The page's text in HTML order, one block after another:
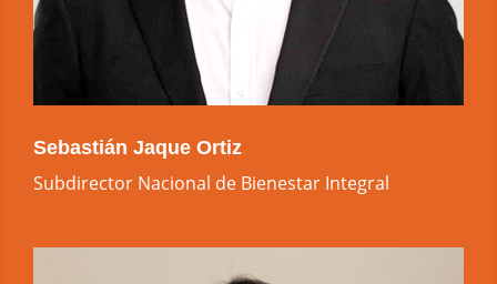
Sebastián Jaque Ortiz
Subdirector Nacional de Bienestar Integral